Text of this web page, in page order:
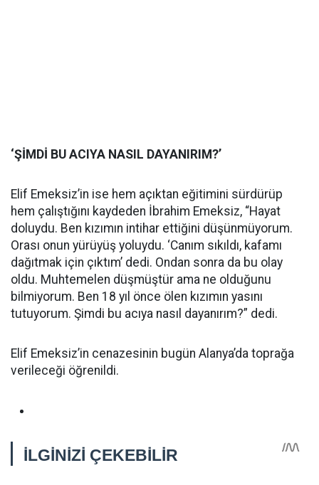
‘ŞİMDİ BU ACIYA NASIL DAYANIRIM?’
Elif Emeksiz’in ise hem açıktan eğitimini sürdürüp
hem çalıştığını kaydeden İbrahim Emeksiz, “Hayat
doluydu. Ben kızımın intihar ettiğini düşünmüyorum.
Orası onun yürüyüş yoluydu. ‘Canım sıkıldı, kafamı
dağıtmak için çıktım’ dedi. Ondan sonra da bu olay
oldu. Muhtemelen düşmüştür ama ne olduğunu
bilmiyorum. Ben 18 yıl önce ölen kızımın yasını
tutuyorum. Şimdi bu acıya nasıl dayanırım?” dedi.
Elif Emeksiz’in cenazesinin bugün Alanya’da toprağa
verileceği öğrenildi.